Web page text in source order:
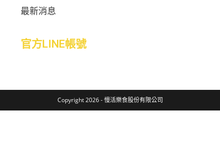
最新消息
官方LINE帳號
Copyright 2026 - 慢活樂食股份有限公司